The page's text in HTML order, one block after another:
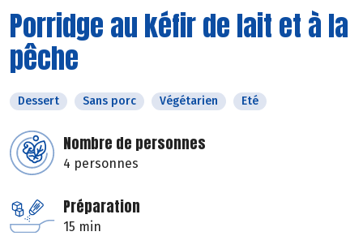
Porridge au kéfir de lait et à la
pêche
Dessert Sans porc Végétarien Eté
Nombre de personnes
4 personnes
Préparation
15 min